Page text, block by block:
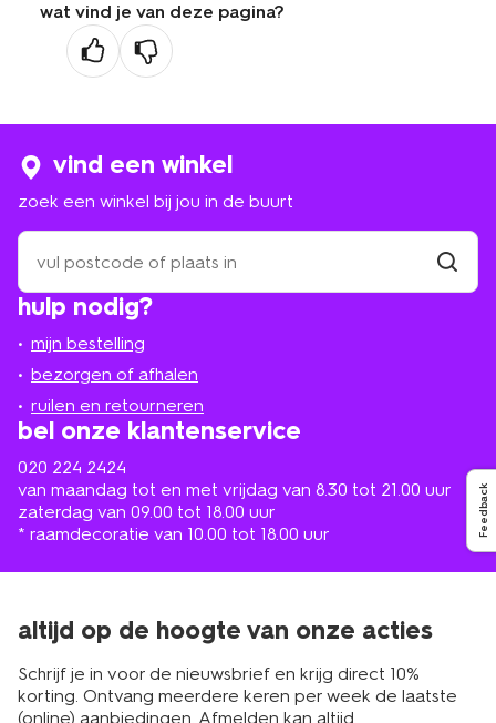
wat vind je van deze pagina?
hulp nodig?
mijn bestelling
bezorgen of afhalen
ruilen en retourneren
bel onze klantenservice
020 224 2424
van maandag tot en met vrijdag van 8.30 tot 21.00 uur
zaterdag van 09.00 tot 18.00 uur
* raamdecoratie van 10.00 tot 18.00 uur
vind een winkel
zoek een winkel bij jou in de buurt
zoek
een
winkel
bij
in
de
buurt
altijd op de hoogte van onze acties
Schrijf je in voor de nieuwsbrief en krijg direct 10%
korting. Ontvang meerdere keren per week de laatste
(online) aanbiedingen. Afmelden kan altijd.
Feedback